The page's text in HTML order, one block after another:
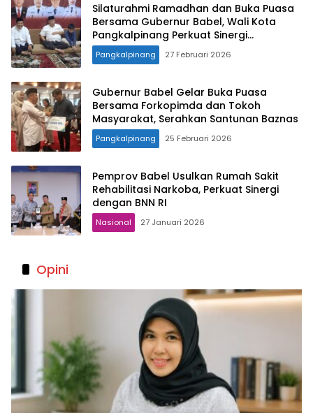
Silaturahmi Ramadhan dan Buka Puasa
Bersama Gubernur Babel, Wali Kota
Pangkalpinang Perkuat Sinergi
Pemerintah dan Masyarakat
Pangkalpinang 27 Februari 2026
Gubernur Babel Gelar Buka Puasa
Bersama Forkopimda dan Tokoh
Masyarakat, Serahkan Santunan Baznas
Pangkalpinang 25 Februari 2026
Pemprov Babel Usulkan Rumah Sakit
Rehabilitasi Narkoba, Perkuat Sinergi
dengan BNN RI
Nasional 27 Januari 2026
Opini